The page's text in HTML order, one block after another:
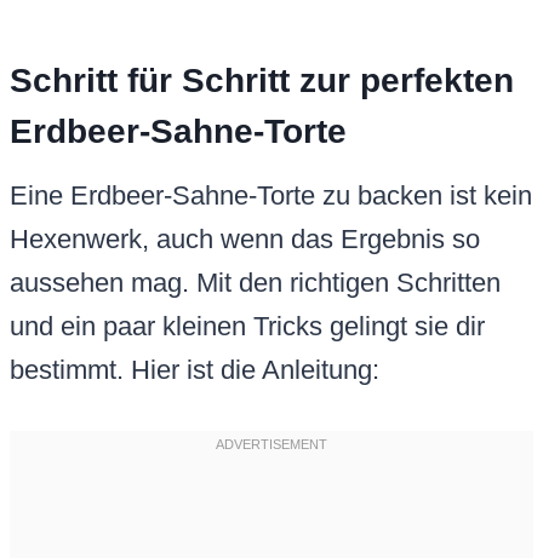
Schritt für Schritt zur perfekten
Erdbeer-Sahne-Torte
Eine Erdbeer-Sahne-Torte zu backen ist kein
Hexenwerk, auch wenn das Ergebnis so
aussehen mag. Mit den richtigen Schritten
und ein paar kleinen Tricks gelingt sie dir
bestimmt. Hier ist die Anleitung: